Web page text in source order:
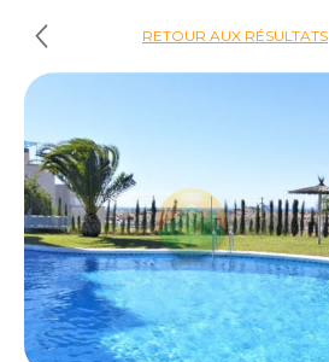
RETOUR AUX RÉSULTATS